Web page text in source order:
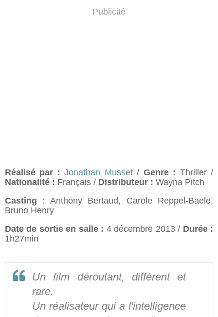
Publicité
Réalisé par :Jonathan Musset/ Genre : Thriller /
Nationalité : Français / Distributeur : Wayna Pitch
Casting : Anthony Bertaud, Carole Reppel-Baele,
Bruno Henry
Date de sortie en salle : 4 décembre 2013 / Durée :
1h27min
Un film déroutant, différent et
rare.
Un réalisateur qui a l'intelligence